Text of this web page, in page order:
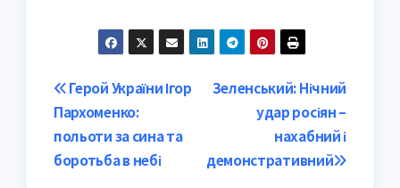
Post
navigation
Зеленський: Нічний
удар росіян –
нахабний і
демонстративний
Герой України Ігор
Пархоменко:
польоти за сина та
боротьба в небі